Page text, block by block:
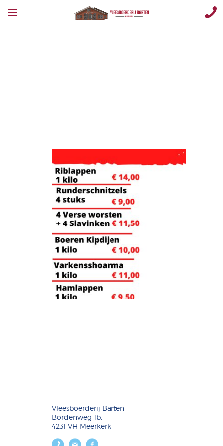
Vleesboerderij Barten
Bordenweg 1b,
4231 VH Meerkerk